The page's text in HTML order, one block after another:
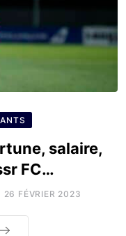
salaire,
FC…
26 FÉVRIER 2023